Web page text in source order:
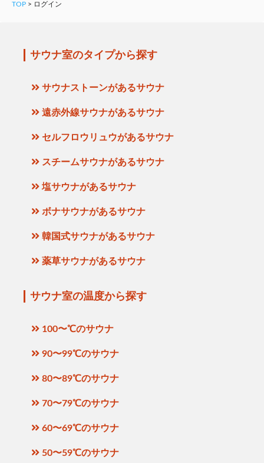
TOP > ログイン
サウナ室のタイプから探す
サウナストーンがあるサウナ
遠赤外線サウナがあるサウナ
セルフロウリュウがあるサウナ
スチームサウナがあるサウナ
塩サウナがあるサウナ
ボナサウナがあるサウナ
韓国式サウナがあるサウナ
薬草サウナがあるサウナ
サウナ室の温度から探す
100〜℃のサウナ
90〜99℃のサウナ
80〜89℃のサウナ
70〜79℃のサウナ
60〜69℃のサウナ
50〜59℃のサウナ